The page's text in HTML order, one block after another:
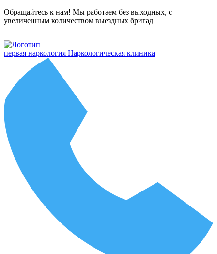
Обращайтесь к нам! Мы работаем без выходных, с
увеличенным количеством выездных бригад
первая наркология Наркологическая клиника